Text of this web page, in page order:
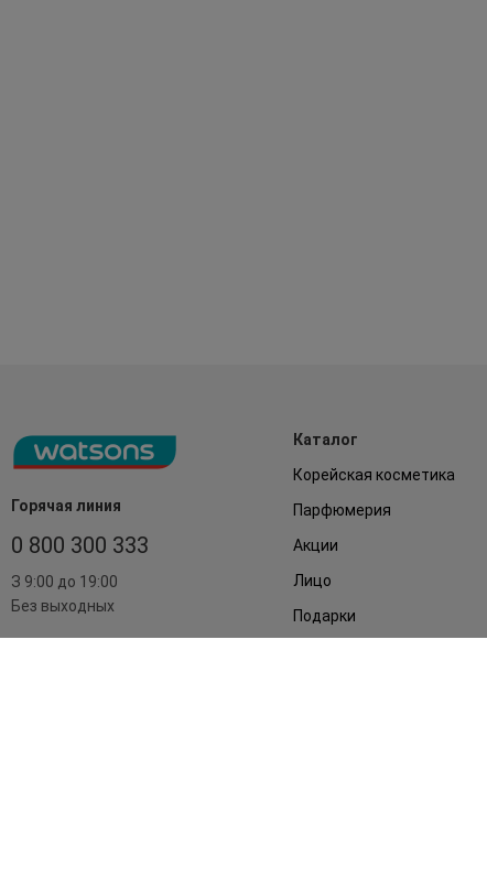
Горячая линия
0 800 300 333
З 9:00 до 19:00
Без выходных
Каталог
Корейская косметика
Парфюмерия
Акции
Лицо
Подарки